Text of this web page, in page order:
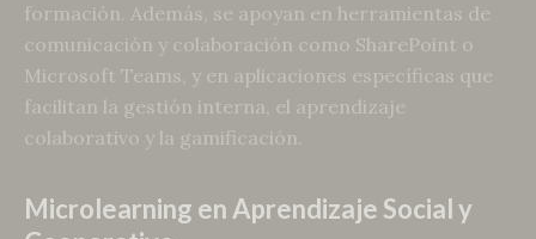
formación. Además, se apoyan en herramientas de
comunicación y colaboración como SharePoint o
Microsoft Teams, y en aplicaciones específicas que
facilitan la gestión interna, el aprendizaje
colaborativo y la gamificación.
Microlearning en Aprendizaje Social y